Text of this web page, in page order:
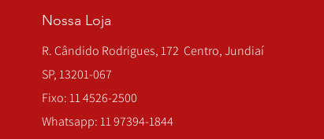
Nossa Loja
R. Cândido Rodrigues, 172 Centro, Jundiaí
SP, 13201-067
Fixo: 11 4526-2500
Whatsapp: 11 97394-1844